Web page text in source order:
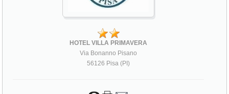
HOTEL VILLA PRIMAVERA
Via Bonanno Pisano
56126 Pisa (PI)